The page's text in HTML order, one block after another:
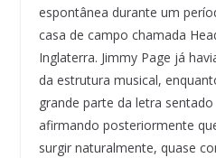
espontânea durante um
casa de campo chamada
Inglaterra. Jimmy Page já
da estrutura musical,
grande parte da letra
afirmando posteriormente
surgir naturalmente, quase